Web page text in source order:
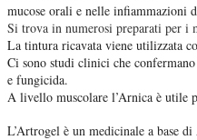
mucose orali e nelle infiammazioni
Si trova in numerosi preparati per i
La tintura ricavata viene utilizzata
Ci sono studi clinici che
e fungicida.
A livello muscolare l’Arnica è utile
L’Artrogel è un medicinale a base